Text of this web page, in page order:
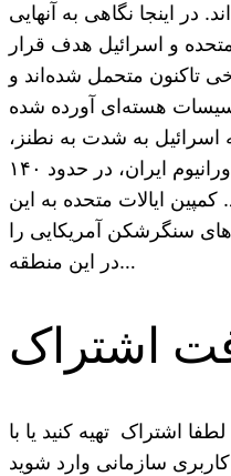
در اینجا نگاهی به آنهایی
و اسرائیل هدف قرار
تاکنون متحمل شده‌اند و
هسته‌ای آورده شده
به شدت به نطنز،
بزرگترین مرکز غنی‌سازی اورانیوم ایران، در حدود ۱۴۰
ایالات متحده به این
سنگرشکن آمریکایی را
در این منطقه…
اشتراک
اشتراک تهیه کنید یا با